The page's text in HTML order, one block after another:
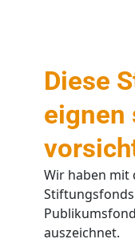
Diese
eignen
Wir haben mit
auszeichnet.